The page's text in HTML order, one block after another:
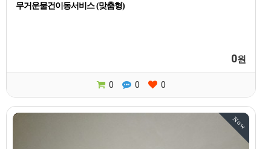
무거운물건이동서비스 (맞춤형)
0원
0 0 0
Now